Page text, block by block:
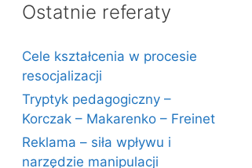
Ostatnie referaty
Cele kształcenia w procesie
resocjalizacji
Tryptyk pedagogiczny –
Korczak – Makarenko – Freinet
Reklama – siła wpływu i
narzędzie manipulacji